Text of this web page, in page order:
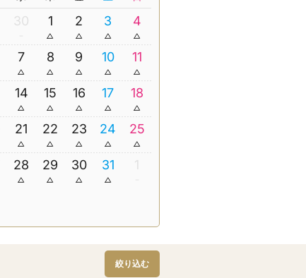
30 1 2 3 4
7 8 9 10 11
14 15 16 17 18
21 22 23 24 25
28 29 30 31 1
絞り込む